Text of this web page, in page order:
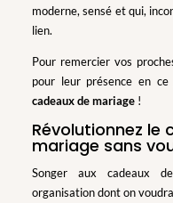
moderne, sensé et qui,
lien.
Pour remercier vos
pour leur présence en
cadeaux de mariage!
Révolutionnez le
mariage sans
Songer aux cadeaux
organisation dont on